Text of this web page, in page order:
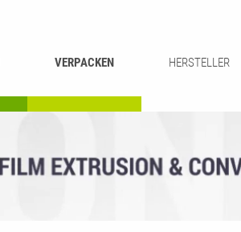
VERPACKEN HERSTELLER